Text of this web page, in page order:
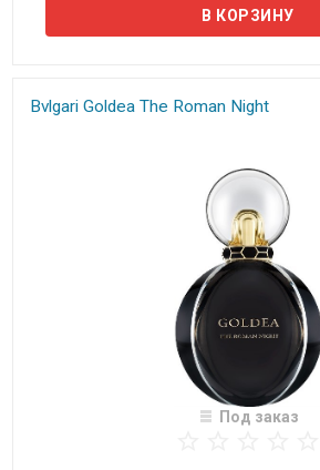
Bvlgari Goldea The Roman Night​
Под заказ